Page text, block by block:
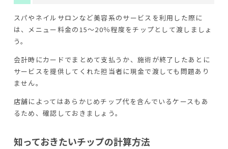
スパやネイルサロンなど美容系のサービスを利用した際に
は、メニュー料金の15～20％程度をチップとして渡しましょ
う。
会計時にカードでまとめて支払うか、施術が終了したあとに
サービスを提供してくれた担当者に現金で渡しても問題あり
ません。
店舗によってはあらかじめチップ代を含んでいるケースもあ
るため、確認しておきましょう。
知っておきたいチップの計算方法